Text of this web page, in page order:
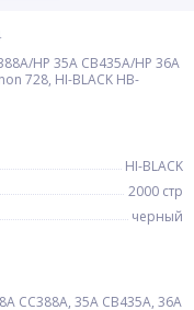
HP 35A CB435A/HP 36A
728, HI-BLACK HB-
HI-BLACK
2000 стр
черный
CC388A, 35A CB435A, 36A